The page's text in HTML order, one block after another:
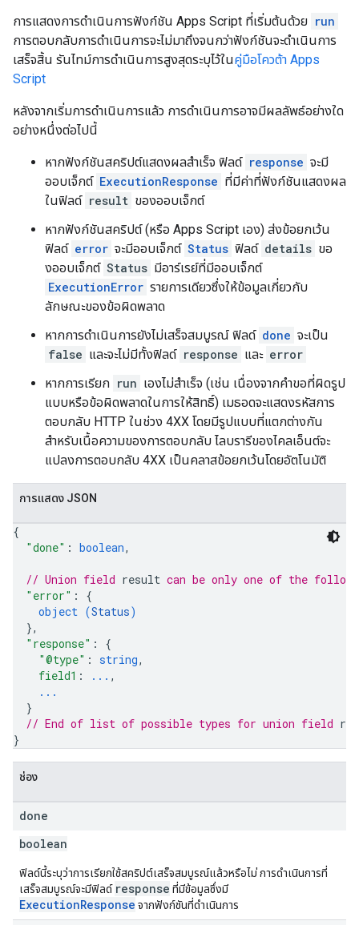
การแสดงการดำเนินการฟังก์ชัน Apps Script ที่เริ่มต้นด้วย run
การตอบกลับการดำเนินการจะไม่มาถึงจนกว่าฟังก์ชันจะดำเนินการ
เสร็จสิ้น รันไทม์การดำเนินการสูงสุดระบุไว้ในคู่มือโควต้า Apps
Script
หลังจากเริ่มการดำเนินการแล้ว การดำเนินการอาจมีผลลัพธ์อย่างใด
อย่างหนึ่งต่อไปนี้
หากฟังก์ชันสคริปต์แสดงผลสำเร็จ ฟิลด์ response จะมี
ออบเจ็กต์ ExecutionResponse ที่มีค่าที่ฟังก์ชันแสดงผล
ในฟิลด์ result ของออบเจ็กต์
หากฟังก์ชันสคริปต์ (หรือ Apps Script เอง) ส่งข้อยกเว้น
ฟิลด์ error จะมีออบเจ็กต์ Status ฟิลด์ details ขอ
งออบเจ็กต์ Status มีอาร์เรย์ที่มีออบเจ็กต์
ExecutionError รายการเดียวซึ่งให้ข้อมูลเกี่ยวกับ
ลักษณะของข้อผิดพลาด
หากการดำเนินการยังไม่เสร็จสมบูรณ์ ฟิลด์ done จะเป็น
false และจะไม่มีทั้งฟิลด์ response และ error
หากการเรียก run เองไม่สำเร็จ (เช่น เนื่องจากคำขอที่ผิดรูป
แบบหรือข้อผิดพลาดในการให้สิทธิ์) เมธอดจะแสดงรหัสการ
ตอบกลับ HTTP ในช่วง 4XX โดยมีรูปแบบที่แตกต่างกัน
สำหรับเนื้อความของการตอบกลับ ไลบรารีของไคลเอ็นต์จะ
แปลงการตอบกลับ 4XX เป็นคลาสข้อยกเว้นโดยอัตโนมัติ
การแสดง JSON
{
"done" : boolean,
// Union field result can be only one of the
"error" : {
object (Status)
},
"response" : {
"@type" : string,
field1 : ... ,
...
}
// End of list of possible types for union field
}
ช่อง
done
boolean
ฟิลด์นี้ระบุว่าการเรียกใช้สคริปต์เสร็จสมบูรณ์แล้วหรือไม่ การดำเนินการที่
เสร็จสมบูรณ์จะมีฟิลด์ response ที่มีข้อมูลซึ่งมี
ExecutionResponse จากฟังก์ชันที่ดำเนินการ